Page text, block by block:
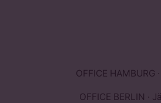
OFFICE
OFFICE BERLIN ·